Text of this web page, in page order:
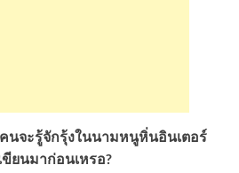
นจะรู้จักรุ้งในนามหนูหิ่นอินเตอร์
ยนมาก่อนเหรอ?